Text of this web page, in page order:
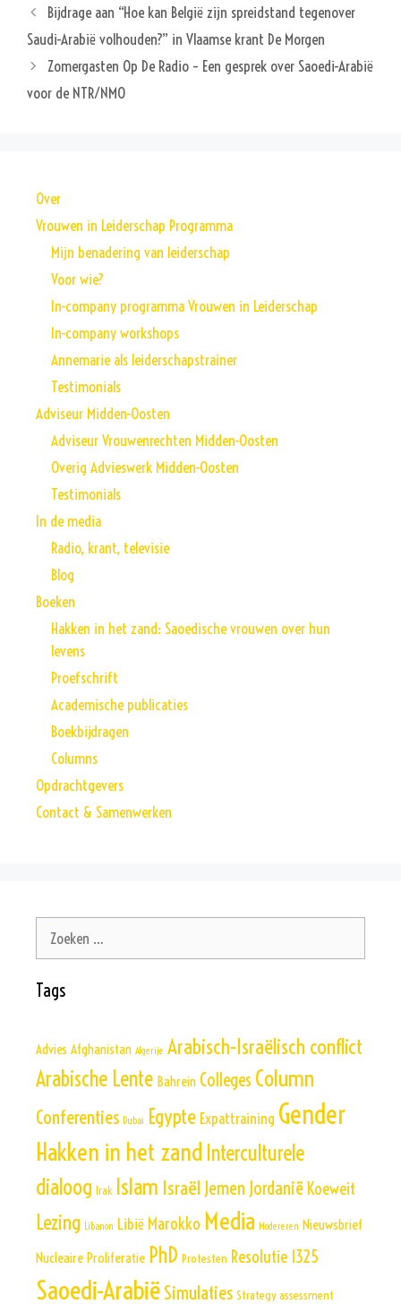
Bijdrage aan “Hoe kan België zijn spreidstand tegenover
Saudi-Arabië volhouden?” in Vlaamse krant De Morgen
Zomergasten Op De Radio – Een gesprek over Saoedi-Arabië
voor de NTR/NMO
Over
Vrouwen in Leiderschap Programma
Mijn benadering van leiderschap
Voor wie?
In-company programma Vrouwen in Leiderschap
In-company workshops
Annemarie als leiderschapstrainer
Testimonials
Adviseur Midden-Oosten
Adviseur Vrouwenrechten Midden-Oosten
Overig Advieswerk Midden-Oosten
Testimonials
In de media
Radio, krant, televisie
Blog
Boeken
Hakken in het zand: Saoedische vrouwen over hun
levens
Proefschrift
Academische publicaties
Boekbijdragen
Columns
Opdrachtgevers
Contact & Samenwerken
naar:
Tags
Advies Afghanistan Algerije Arabisch-Israëlisch conflict
Arabische Lente Bahrein Colleges Column
Conferenties Dubai Egypte Expattraining Gender
Hakken in het zand Interculturele
dialoog Irak Islam Israël Jemen Jordanië Koeweit
Lezing Libanon Libië Marokko Media Modereren Nieuwsbrief
Nucleaire Proliferatie PhD Protesten Resolutie 1325
Saoedi-ArabiëSimulaties Strategy assessment